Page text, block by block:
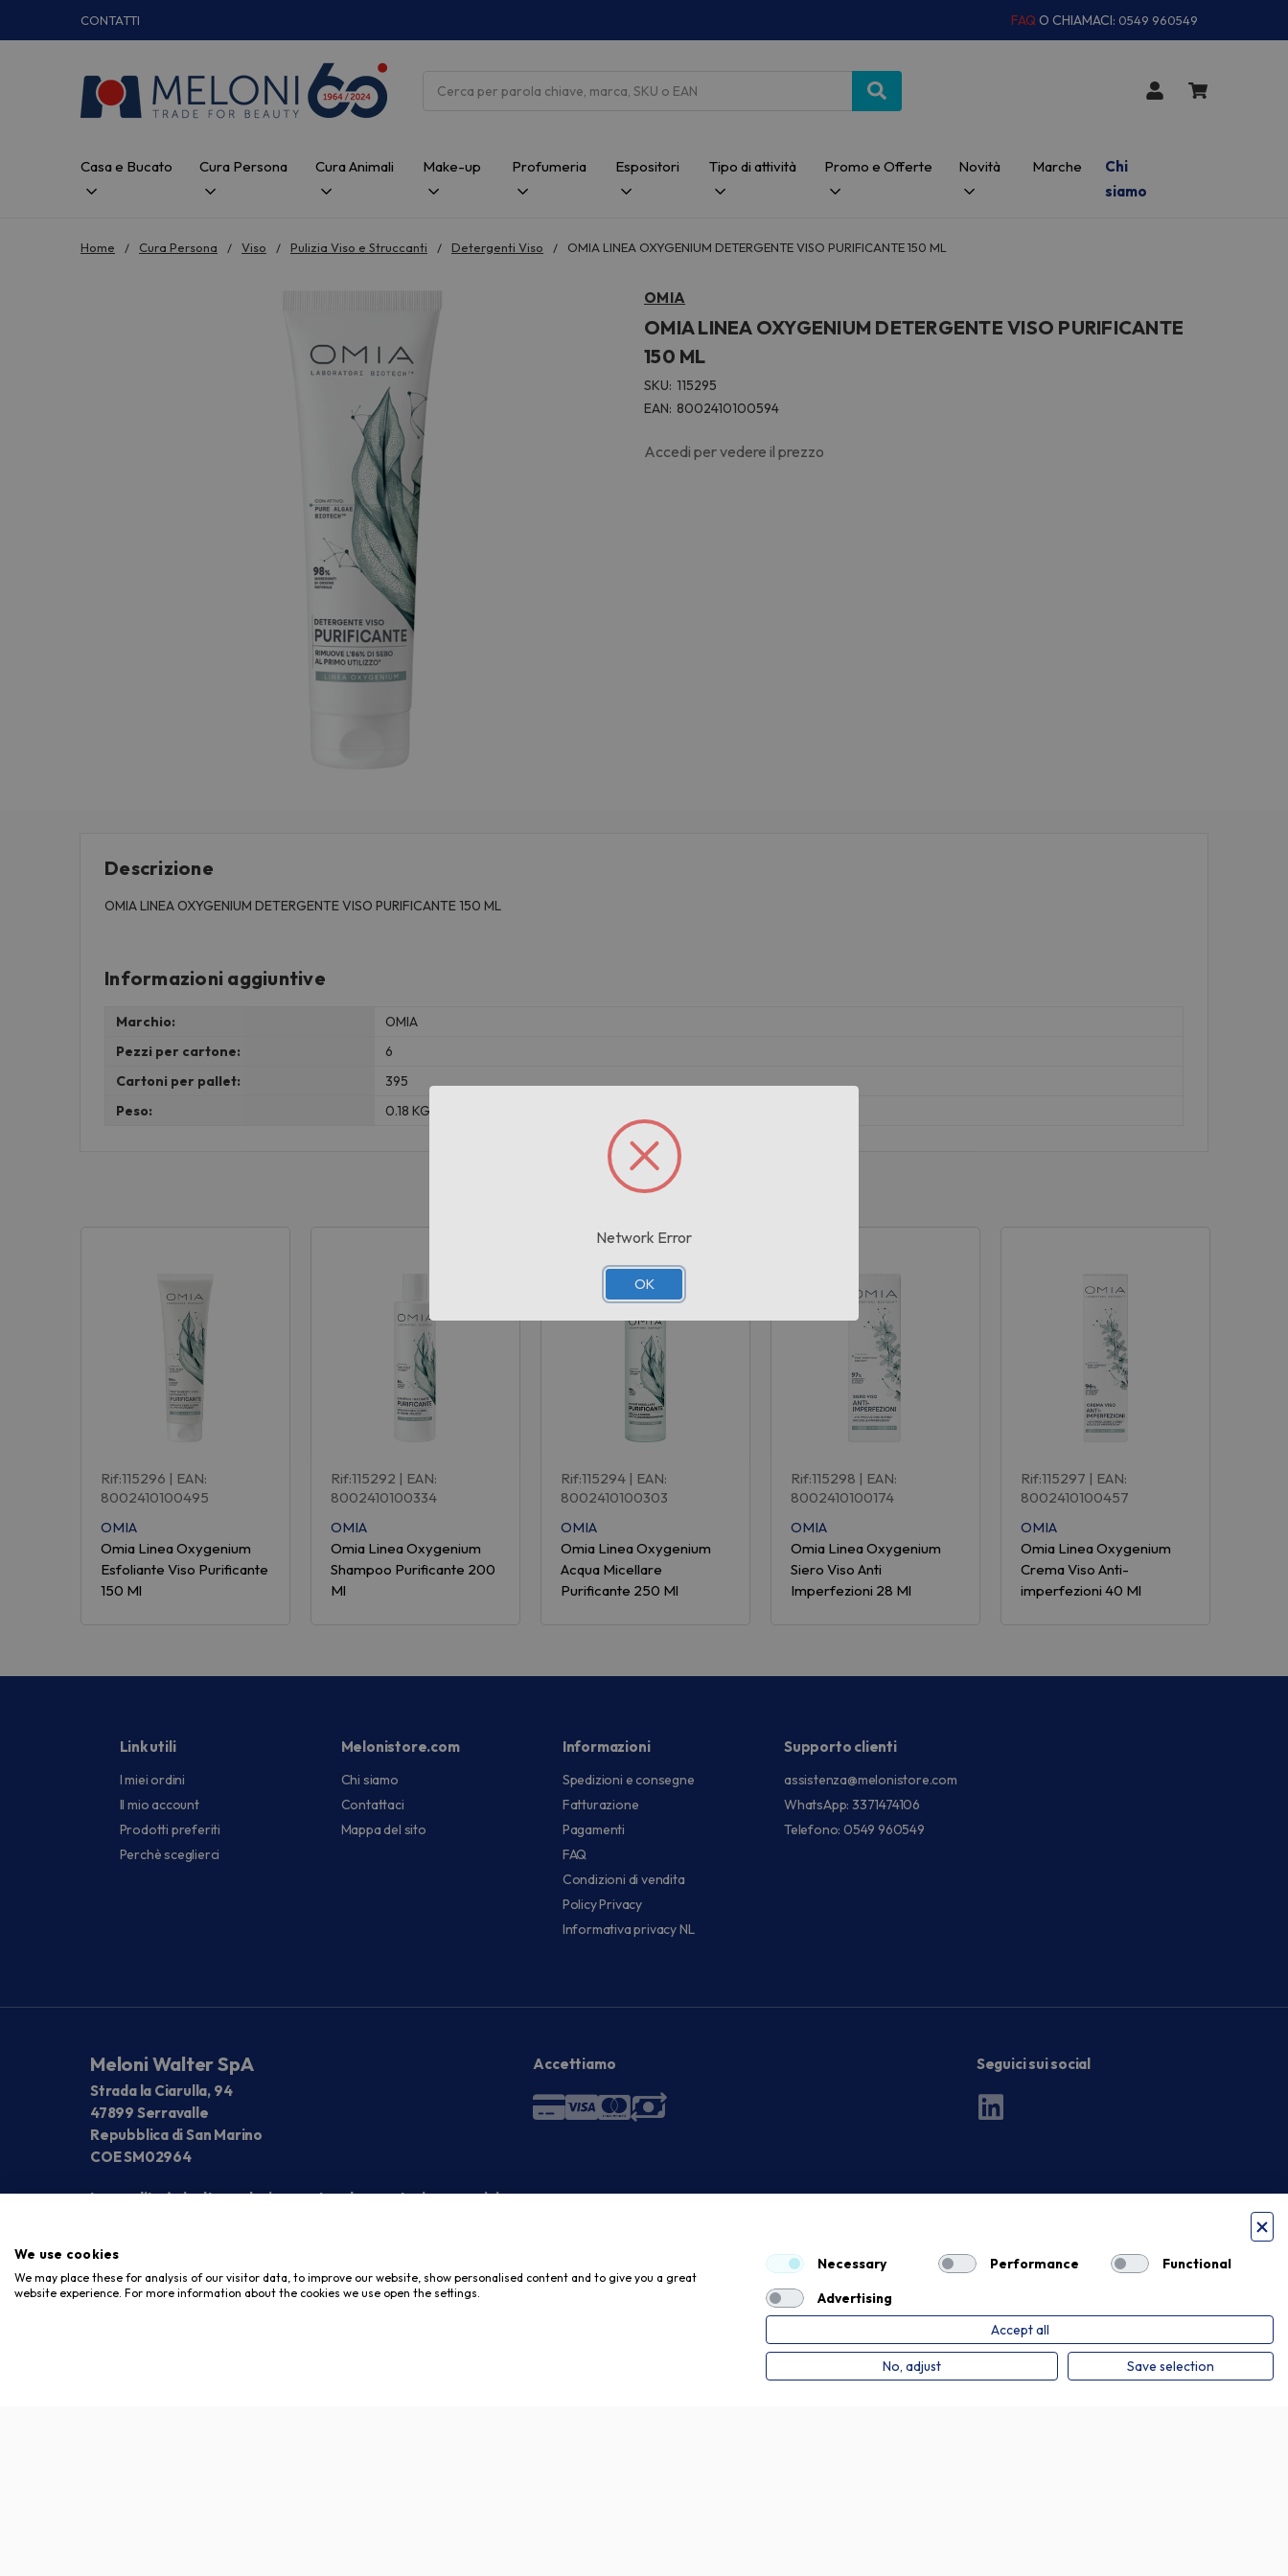
CONTATTI FAQ O CHIAMACI: 0549 960549
Casa e Bucato Cura Persona Cura Animali Make-up Profumeria Espositori Tipo di attività Promo e Offerte Novità Marche
Chi
siamo
Home Cura Persona Viso Pulizia Viso e Struccanti Detergenti Viso OMIA LINEA OXYGENIUM DETERGENTE VISO PURIFICANTE 150 ML
OMIA
OMIA LINEA OXYGENIUM DETERGENTE VISO PURIFICANTE
150 ML
SKU: 115295
EAN: 8002410100594
Accedi per vedere il prezzo
Descrizione
OMIA LINEA OXYGENIUM DETERGENTE VISO PURIFICANTE 150 ML
Informazioni aggiuntive
Marchio:
OMIA
Pezzi per cartone:
6
Cartoni per pallet:
395
Peso:
0.18 KG
Prodotti correlati
Rif:115296 | EAN:
8002410100495
OMIA
Omia Linea Oxygenium
Esfoliante Viso Purificante
150 Ml
Rif:115292 | EAN:
8002410100334
OMIA
Omia Linea Oxygenium
Shampoo Purificante 200
Ml
Rif:115294 | EAN:
8002410100303
OMIA
Omia Linea Oxygenium
Acqua Micellare
Purificante 250 Ml
Rif:115298 | EAN:
8002410100174
OMIA
Omia Linea Oxygenium
Siero Viso Anti
Imperfezioni 28 Ml
Rif:115297 | EAN:
8002410100457
OMIA
Omia Linea Oxygenium
Crema Viso Anti-
imperfezioni 40 Ml
Link utili
I miei ordini
Il mio account
Prodotti preferiti
Perchè sceglierci
Melonistore.com
Chi siamo
Contattaci
Mappa del sito
Informazioni
Spedizioni e consegne
Fatturazione
Pagamenti
FAQ
Condizioni di vendita
Policy Privacy
Informativa privacy NL
Supporto clienti
assistenza@melonistore.com
WhatsApp: 3371474106
Telefono: 0549 960549
Meloni Walter SpA
Strada la Ciarulla, 94
47899 Serravalle
Repubblica di San Marino
COE SM02964
La vendita è rivolta esclusivamente ad operatori economici
Accettiamo Seguici sui social
Privacy Policy
We use cookies
We may place these for analysis of our visitor data, to improve our website, show personalised content and to give you a great
website experience. For more information about the cookies we use open the settings.
Necessary Performance
Functional
Advertising
Accept all
No, adjust Save selection
Network Error
OK